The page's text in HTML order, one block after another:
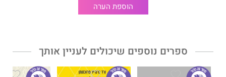
הוספת הערה
ספרים נוספים שיכולים לעניין אותך